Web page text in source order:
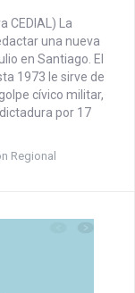
CEDIAL) La
una nueva
en Santiago. El
1973 le sirve de
cívico militar,
por 17
Regional